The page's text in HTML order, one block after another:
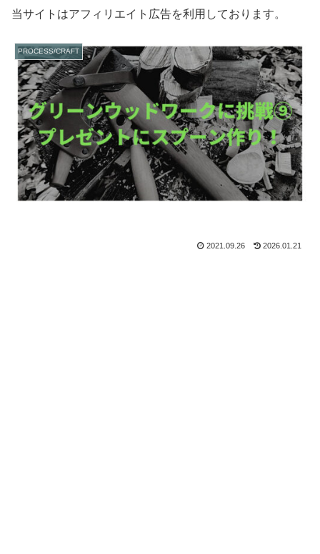
当サイトはアフィリエイト広告を利用しております。
PROCESS/CRAFT
2021.09.26 2026.01.21